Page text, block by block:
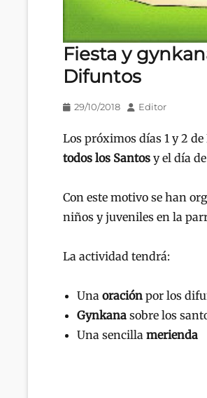
Fiesta y
Difuntos
Publicado
29/10/2018 AutorEditor
Los próximos días 1 y 2
todos los Santos y el día de
Con este motivo se han
niños y juveniles en la
La actividad tendrá:
Una oración por los
Gynkana sobre los
Una sencilla merienda